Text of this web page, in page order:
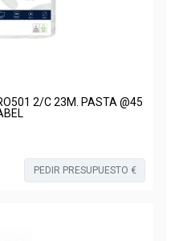
@45
PEDIR PRESUPUESTO €